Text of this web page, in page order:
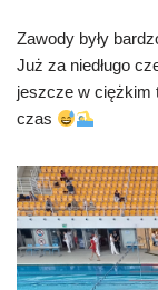
Zawody były
Już za niedługo
jeszcze w ciężkim
czas